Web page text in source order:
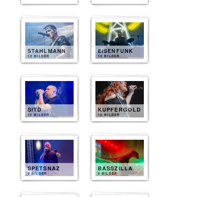
STAHLMANN
12 BILDER
EISENFUNK
10 BILDER
SITD
10 BILDER
KUPFERGOLD
10 BILDER
SPETSNAZ
9 BILDER
BASSZILLA
9 BILDER